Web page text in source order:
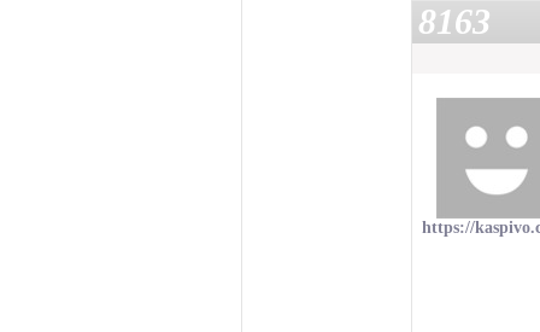
8163
https://